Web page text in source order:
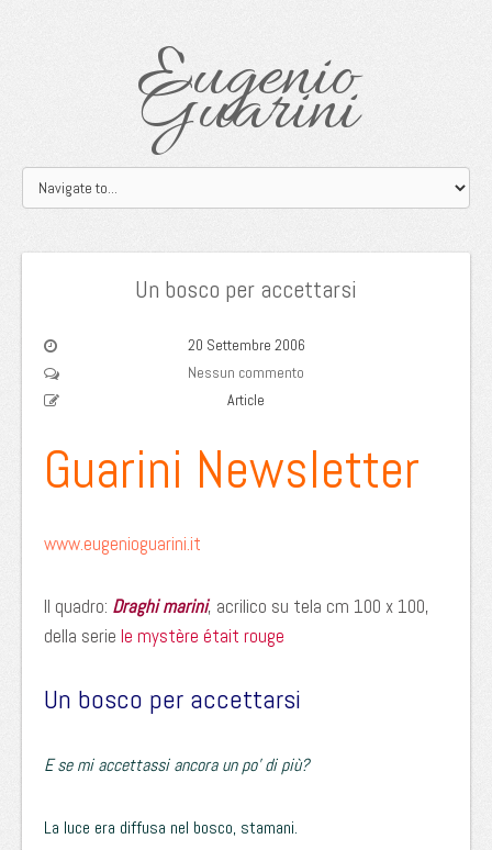
Eugenio
Guarini
Un bosco per accettarsi
20 Settembre 2006
Nessun commento
Article
Guarini Newsletter
www.eugenioguarini.it
Il quadro: Draghi marini, acrilico su tela cm 100 x 100,
della serie le mystère était rouge
Un bosco per accettarsi
E se mi accettassi ancora un po’ di più?
La luce era diffusa nel bosco, stamani.